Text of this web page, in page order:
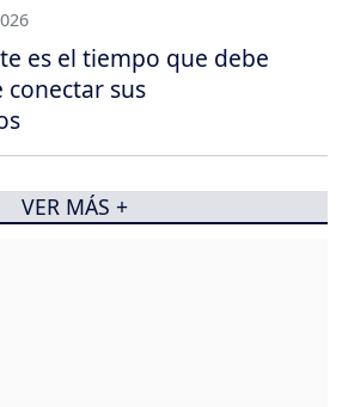
es el tiempo que debe
conectar sus
VER MÁS +